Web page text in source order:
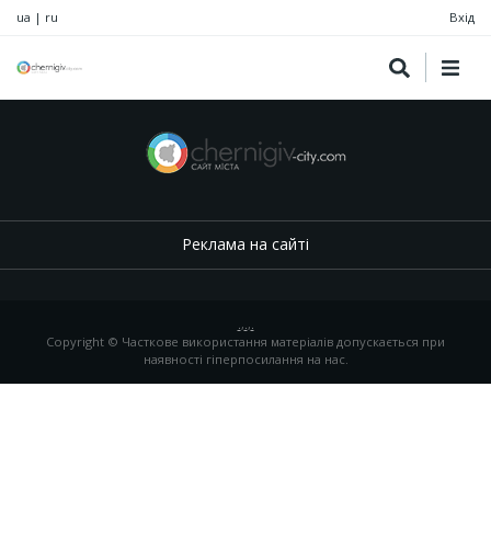
ua | ru Вхід
Реклама на сайті
.,.,.
Copyright © Часткове використання матеріалів допускається при
наявності гіперпосилання на нас.